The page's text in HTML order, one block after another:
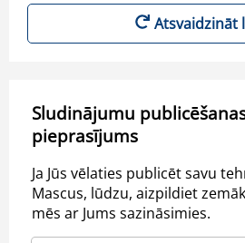
Atsvaidzināt
Sludinājumu
pieprasījums
Ja Jūs vēlaties publicēt savu
Mascus, lūdzu, aizpildiet
mēs ar Jums sazināsimies.